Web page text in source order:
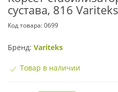
сустава, 816 Variteks
Код товара:0699
Бренд: Variteks
Товар в наличии